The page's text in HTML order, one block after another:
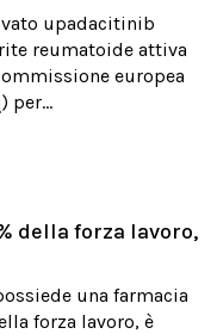
upadacitinib
reumatoide attiva
europea
per...
della forza lavoro,
una farmacia
forza lavoro, è